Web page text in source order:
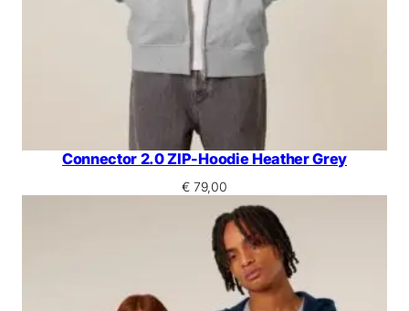
Connector 2.0 ZIP-Hoodie Heather Grey
€79,00